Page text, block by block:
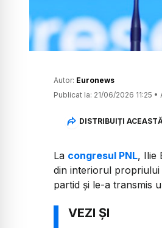
Autor: Euronews
Publicat la: 21/06/2026 11:25 •
DISTRIBUIȚI
La congresul PNL, Ilie
din interiorul propriului
partid și le-a transmis